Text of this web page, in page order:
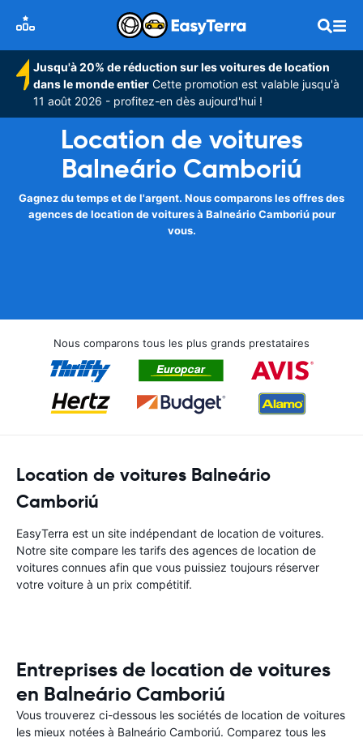
Jusqu'à 20% de réduction sur les voitures de location
dans le monde entier Cette promotion est valable jusqu'à
11 août 2026 - profitez-en dès aujourd'hui !
Location de voitures
Balneário Camboriú
Gagnez du temps et de l'argent. Nous comparons les offres des
agences de location de voitures à Balneário Camboriú pour
vous.
Nous comparons tous les plus grands prestataires
Location de voitures Balneário
Camboriú
EasyTerra est un site indépendant de location de voitures.
Notre site compare les tarifs des agences de location de
voitures connues afin que vous puissiez toujours réserver
votre voiture à un prix compétitif.
Entreprises de location de voitures
en Balneário Camboriú
Vous trouverez ci-dessous les sociétés de location de voitures
les mieux notées à Balneário Camboriú. Comparez tous les